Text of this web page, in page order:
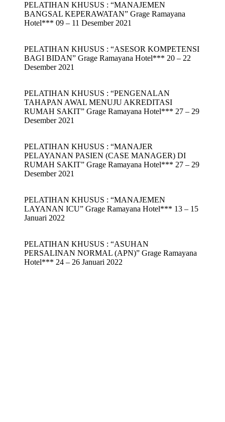
PELATIHAN KHUSUS : “MANAJEMEN
BANGSAL KEPERAWATAN” Grage Ramayana
Hotel*** 09 – 11 Desember 2021
PELATIHAN KHUSUS : “ASESOR KOMPETENSI
BAGI BIDAN” Grage Ramayana Hotel*** 20 – 22
Desember 2021
PELATIHAN KHUSUS : “PENGENALAN
TAHAPAN AWAL MENUJU AKREDITASI
RUMAH SAKIT” Grage Ramayana Hotel*** 27 – 29
Desember 2021
PELATIHAN KHUSUS : “MANAJER
PELAYANAN PASIEN (CASE MANAGER) DI
RUMAH SAKIT” Grage Ramayana Hotel*** 27 – 29
Desember 2021
PELATIHAN KHUSUS : “MANAJEMEN
LAYANAN ICU” Grage Ramayana Hotel*** 13 – 15
Januari 2022
PELATIHAN KHUSUS : “ASUHAN
PERSALINAN NORMAL (APN)” Grage Ramayana
Hotel*** 24 – 26 Januari 2022